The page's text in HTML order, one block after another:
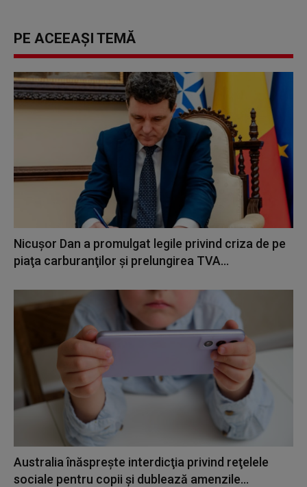
PE ACEEAȘI TEMĂ
Nicuşor Dan a promulgat legile privind criza de pe
piaţa carburanţilor şi prelungirea TVA...
Australia înăspreşte interdicţia privind reţelele
sociale pentru copii şi dublează amenzile...